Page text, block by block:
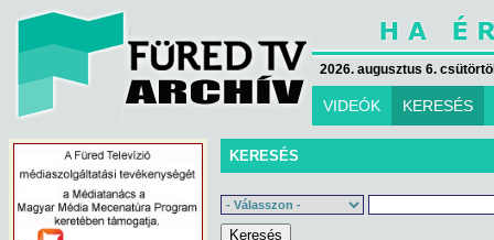
2026. augusztus 6.
VIDEÓK KERESÉS
KERESÉS